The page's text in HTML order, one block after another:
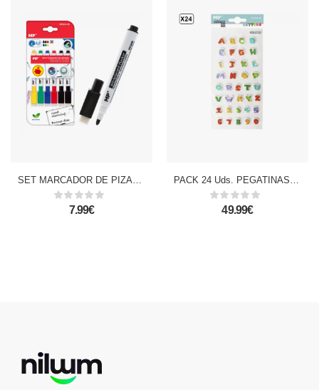
SET MARCADOR DE PIZARRA BORRADOR 6 COLORES
7.99€
PACK 24 Uds. PEGATINAS STICKERS RELIEVE DISEÑO LETRAS
49.99€